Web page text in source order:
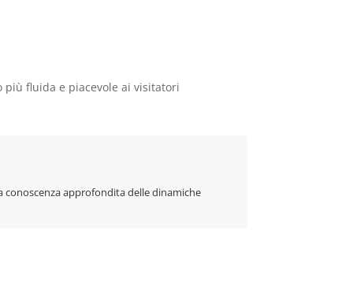
più fluida e piacevole ai visitatori
conoscenza approfondita delle dinamiche